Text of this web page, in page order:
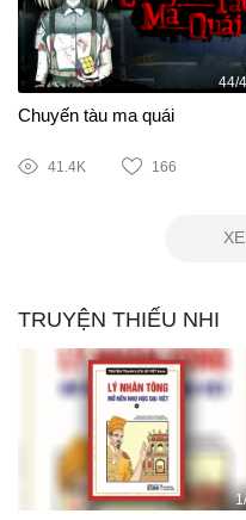
44/
Chuyến tàu ma quái
41.4K 166
TRUYỆN THIẾU NHI